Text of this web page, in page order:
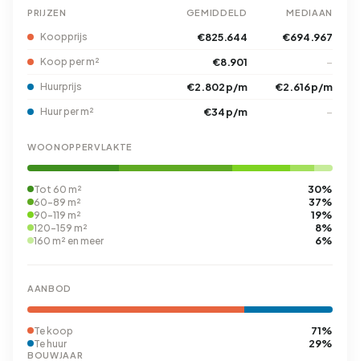
PRIJZEN GEMIDDELD MEDIAAN
Koopprijs €825.644 €694.967
Koop per m² €8.901 –
Huurprijs €2.802 p/m €2.616 p/m
Huur per m² €34 p/m –
WOONOPPERVLAKTE
Tot 60 m² 30%
60-89 m² 37%
90-119 m² 19%
120-159 m² 8%
160 m² en meer 6%
AANBOD
Te koop 71%
Te huur 29%
BOUWJAAR